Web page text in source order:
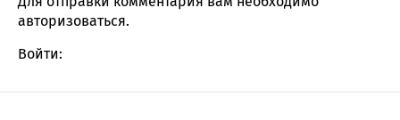
авторизоваться.
Войти: